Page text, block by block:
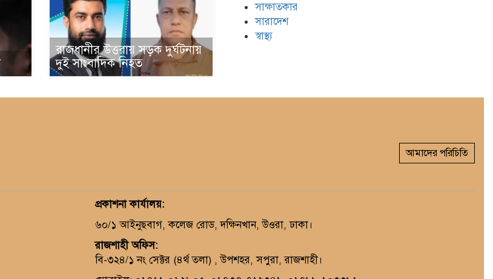
রাজধানীর উত্তরায় সড়ক দুর্ঘটনায়
দুই সাংবাদিক নিহত
সাক্ষাতকার
সারাদেশ
স্বাস্থ্য
আমাদের পরিচিতি
প্রকাশনা কার্যালয়:
৬০/১ আইনুছবাগ, কলেজ রোড, দক্ষিনখান, উওরা, ঢাকা।
রাজশাহী অফিস:
বি-৩২৪/১ নং সেক্টর (৪র্থ তলা) , উপশহর, সপুরা, রাজশাহী।